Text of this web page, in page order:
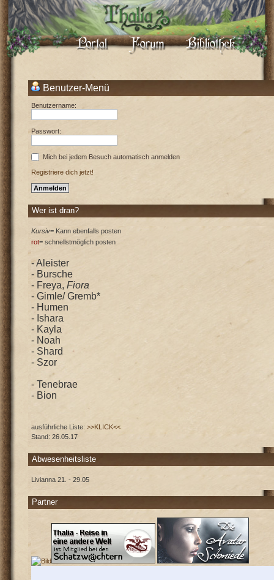
Benutzer-Menü
Benutzername:
Passwort:
Mich bei jedem Besuch automatisch anmelden
Registriere dich jetzt!
Wer ist dran?
Kursiv= Kann ebenfalls posten
rot= schnellstmöglich posten
- Aleister
- Bursche
- Freya,Fiora
- Gimle/ Gremb*
- Humen
- Ishara
- Kayla
- Noah
- Shard
- Szor
- Tenebrae
- Bion
ausführliche Liste:>>KLICK<<
Stand: 26.05.17
Abwesenheitsliste
Livianna 21. - 29.05
Partner